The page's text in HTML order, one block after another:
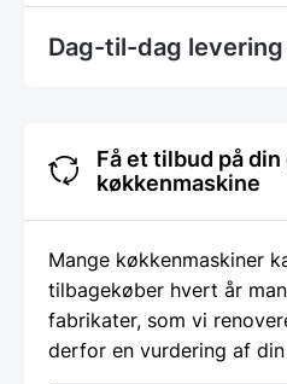
Dag-til-dag levering
Få et tilbud på din
køkkenmaskine
Mange køkkenmaskiner
tilbagekøber hvert år
fabrikater, som vi
derfor en vurdering af